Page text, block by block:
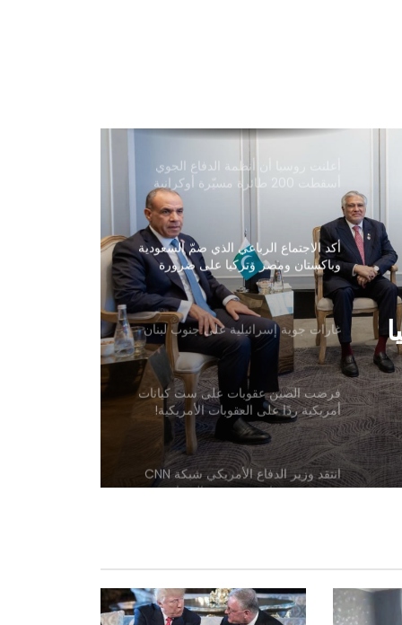
أعلنت روسيا أن أنظمة الدفاع الجوي
أسقطت 200 طائرة مسيّرة أوكرانية
خلال الأربع والعشرين ساعة الماضية
أكد الاجتماع الرباعي الذي ضمّ السعودية
وباكستان ومصر وتركيا على ضرورة
خفض حدة التوترات الإقليمية
غارات جوية إسرائيلية على جنوب لبنان
فرضت الصين عقوبات على ست كيانات
أمريكية ردًا على العقوبات الأمريكية!
انتقد وزير الدفاع الأمريكي شبكة CNN
بسبب تقريرها عن مخزون الصواريخ
اتفاق مؤقت بشأن مضيق هرمز